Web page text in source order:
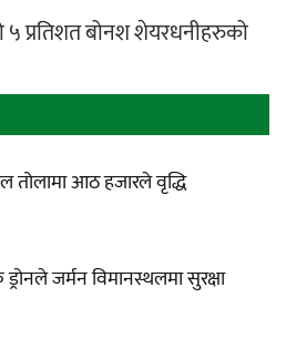
प्रतिशत बोनश शेयरधनीहरुको
तोलामा आठ हजारले वृद्धि
जर्मन विमानस्थलमा सुरक्षा